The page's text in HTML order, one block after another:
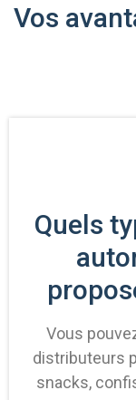
Vos
Quels
Vous
distributeurs
snacks,